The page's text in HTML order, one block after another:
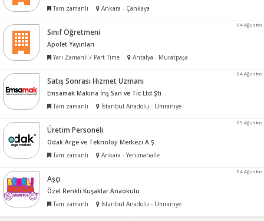
Tam zamanlı
Ankara - Çankaya
04 Ağustos
Sınıf Öğretmeni
Apolet Yayınları
Yarı Zamanlı / Part-Time
Antalya - Muratpaşa
04 Ağustos
Satış Sonrası Hizmet Uzmanı
Emsamak Makina İnş San ve Tic Ltd Şti
Tam zamanlı
İstanbul Anadolu - Ümraniye
05 Ağustos
Üretim Personeli
Odak Arge ve Teknoloji Merkezi A.Ş.
Tam zamanlı
Ankara - Yenimahalle
04 Ağustos
Aşçı
Özel Renkli Kuşaklar Anaokulu
Tam zamanlı
İstanbul Anadolu - Ümraniye